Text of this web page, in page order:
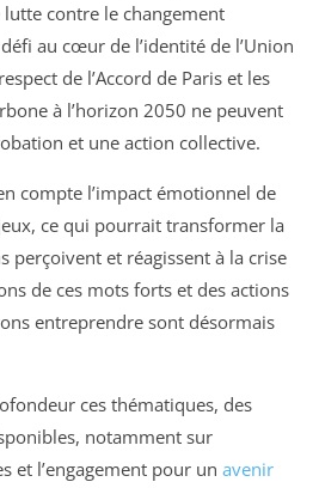
contre le changement
au cœur de l’identité de l’Union
de l’Accord de Paris et les
à l’horizon 2050 ne peuvent
et une action collective.
compte l’impact émotionnel de
ce qui pourrait transformer la
perçoivent et réagissent à la crise
de ces mots forts et des actions
entreprendre sont désormais
ces thématiques, des
notamment sur
et l’engagement pour un avenir